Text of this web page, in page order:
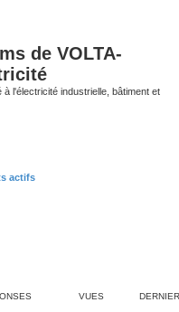
de VOLTA-
à l'électricité industrielle, bâtiment et
actifs
VUES